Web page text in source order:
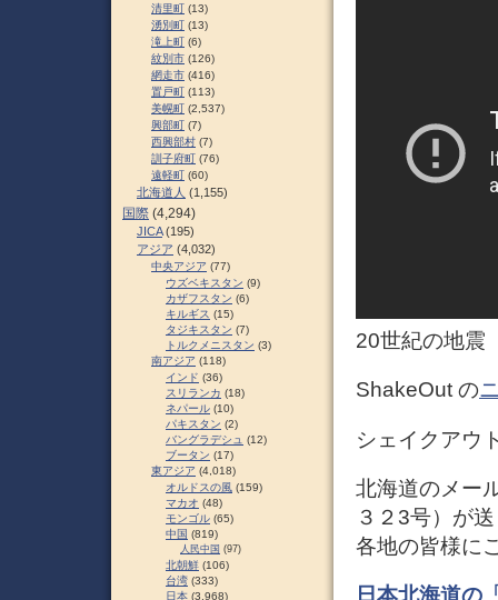
20世紀の地震
ShakeOut の
シェイクアウ
北海道のメー
３２3号）が
各地の皆様に
日本北海道の
清里町 (13)
湧別町 (13)
滝上町 (6)
紋別市 (126)
網走市 (416)
置戸町 (113)
美幌町 (2,537)
興部町 (7)
西興部村 (7)
訓子府町 (76)
遠軽町 (60)
北海道人 (1,155)
国際 (4,294)
JICA(195)
アジア (4,032)
中央アジア (77)
ウズベキスタン (9)
カザフスタン (6)
キルギス (15)
タジキスタン (7)
トルクメニスタン (3)
南アジア (118)
インド (36)
スリランカ (18)
ネパール (10)
パキスタン (2)
バングラデシュ (12)
ブータン (17)
東アジア (4,018)
オルドスの風 (159)
マカオ (48)
モンゴル (65)
中国 (819)
人民中国 (97)
北朝鮮 (106)
台湾 (333)
日本 (3,968)